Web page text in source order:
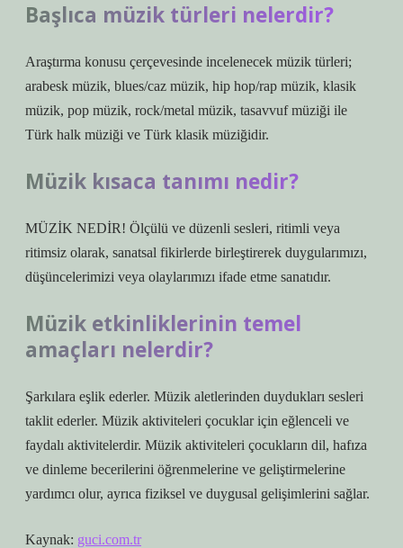
Başlıca müzik türleri nelerdir?
Araştırma konusu çerçevesinde incelenecek müzik türleri;
arabesk müzik, blues/caz müzik, hip hop/rap müzik, klasik
müzik, pop müzik, rock/metal müzik, tasavvuf müziği ile
Türk halk müziği ve Türk klasik müziğidir.
Müzik kısaca tanımı nedir?
MÜZİK NEDİR! Ölçülü ve düzenli sesleri, ritimli veya
ritimsiz olarak, sanatsal fikirlerde birleştirerek duygularımızı,
düşüncelerimizi veya olaylarımızı ifade etme sanatıdır.
Müzik etkinliklerinin temel
amaçları nelerdir?
Şarkılara eşlik ederler. Müzik aletlerinden duydukları sesleri
taklit ederler. Müzik aktiviteleri çocuklar için eğlenceli ve
faydalı aktivitelerdir. Müzik aktiviteleri çocukların dil, hafıza
ve dinleme becerilerini öğrenmelerine ve geliştirmelerine
yardımcı olur, ayrıca fiziksel ve duygusal gelişimlerini sağlar.
Kaynak: guci.com.tr